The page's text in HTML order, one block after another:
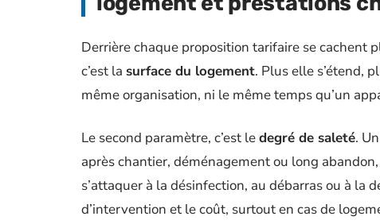
Derrière chaque proposition tarifaire se cachent
c’est la surface du logement. Plus elle s’étend,
même organisation, ni le même temps qu’un
Le second paramètre, c’est ledegré de saleté.
après chantier, déménagement ou long
s’attaquer à la désinfection, au débarras ou à la
d’intervention et le coût, surtout en cas de